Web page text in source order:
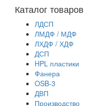
Каталог товаров
ЛДСП
ЛМДФ / МДФ
ЛХДФ / ХДФ
ДСП
HPL пластики
Фанера
OSB-3
ДВП
Производство